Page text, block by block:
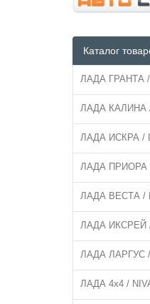
Каталог
ЛАДА ГРАНТА /
ЛАДА КАЛИНА
ЛАДА ИСКРА /
ЛАДА ПРИОРА /
ЛАДА ВЕСТА /
ЛАДА ИКСРЕЙ /
ЛАДА ЛАРГУС /
ЛАДА 4x4 /